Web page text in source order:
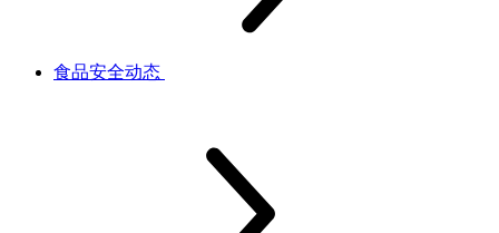
食品安全动态